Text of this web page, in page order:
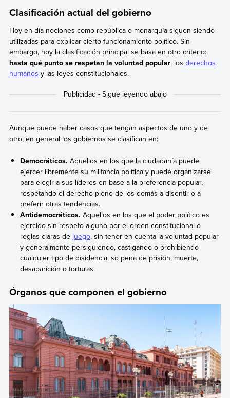
Clasificación actual del gobierno
Hoy en día nociones como república o monarquía siguen siendo
utilizadas para explicar cierto funcionamiento político. Sin
embargo, hoy la clasificación principal se basa en otro criterio:
hasta qué punto se respetan la voluntad popular, los derechos
humanos y las leyes constitucionales.
Aunque puede haber casos que tengan aspectos de uno y de
otro, en general los gobiernos se clasifican en:
Democráticos. Aquellos en los que la ciudadanía puede
ejercer libremente su militancia política y puede organizarse
para elegir a sus líderes en base a la preferencia popular,
respetando el derecho pleno de los demás a disentir o a
preferir otras tendencias.
Antidemocráticos. Aquellos en los que el poder político es
ejercido sin respeto alguno por el orden constitucional o
reglas claras de juego, sin tener en cuenta la voluntad popular
y generalmente persiguiendo, castigando o prohibiendo
cualquier tipo de disidencia, so pena de prisión, muerte,
desaparición o torturas.
Órganos que componen el gobierno